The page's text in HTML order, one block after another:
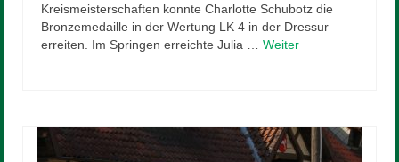
Kreismeisterschaften konnte Charlotte Schubotz die
Bronzemedaille in der Wertung LK 4 in der Dressur
erreiten. Im Springen erreichte Julia … Weiter